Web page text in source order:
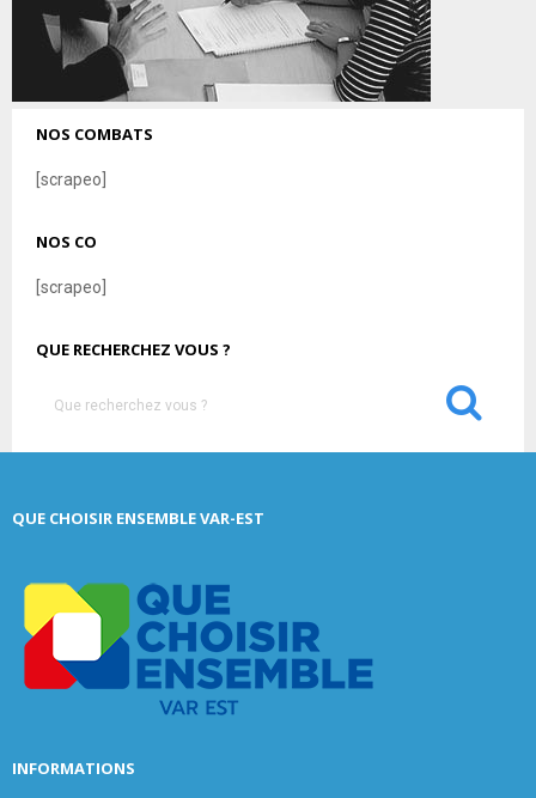
NOS COMBATS
[scrapeo]
NOS CO
[scrapeo]
QUE RECHERCHEZ VOUS ?
h
S
QUE CHOISIR ENSEMBLE VAR-EST
INFORMATIONS